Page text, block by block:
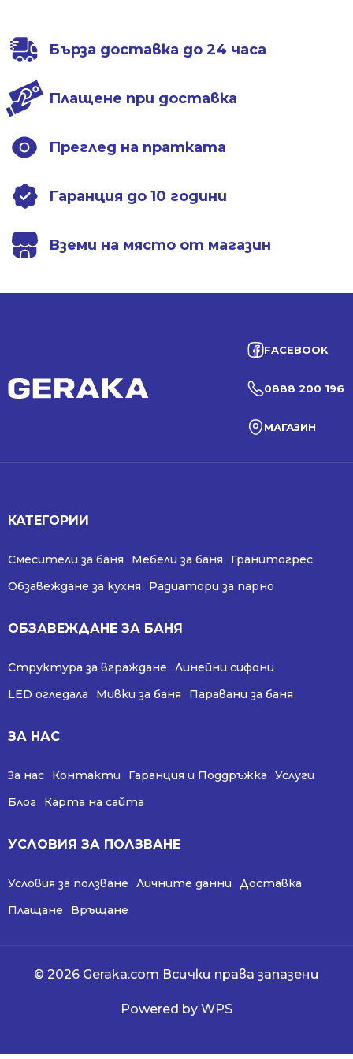
Бърза доставка до 24 часа
Плащене при доставка
Преглед на пратката
Гаранция до 10 години
Вземи на място от магазин
FACEBOOK
0888 200 196
МАГАЗИН
КАТЕГОРИИ
Смесители за баня Мебели за баня
Гранитогрес
Обзавеждане за кухня
Радиатори за парно
ОБЗАВЕЖДАНЕ ЗА БАНЯ
Структура за вграждане
Линейни сифони
LED огледала
Мивки за баня Паравани за баня
ЗА НАС
За нас Контакти Гаранция и Поддръжка
Услуги
Блог
Карта на сайта
УСЛОВИЯ ЗА ПОЛЗВАНЕ
Условия за ползване Личните данни
Доставка
Плащане
Връщане
© 2026 Geraka.com Всички права запазени
Powered by WPS